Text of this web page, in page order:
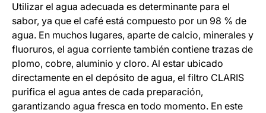
Utilizar el agua adecuada es determinante para el
sabor, ya que el café está compuesto por un 98 % de
agua. En muchos lugares, aparte de calcio, minerales y
fluoruros, el agua corriente también contiene trazas de
plomo, cobre, aluminio y cloro. Al estar ubicado
directamente en el depósito de agua, el filtro CLARIS
purifica el agua antes de cada preparación,
garantizando agua fresca en todo momento. En este